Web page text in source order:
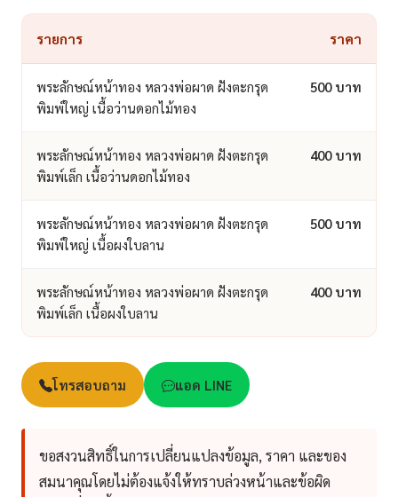
รายการ ราคา
พระลักษณ์หน้าทอง หลวงพ่อผาด ฝังตะกรุด
พิมพ์ใหญ่ เนื้อว่านดอกไม้ทอง
500 บาท
พระลักษณ์หน้าทอง หลวงพ่อผาด ฝังตะกรุด
พิมพ์เล็ก เนื้อว่านดอกไม้ทอง
400 บาท
พระลักษณ์หน้าทอง หลวงพ่อผาด ฝังตะกรุด
พิมพ์ใหญ่ เนื้อผงใบลาน
500 บาท
พระลักษณ์หน้าทอง หลวงพ่อผาด ฝังตะกรุด
พิมพ์เล็ก เนื้อผงใบลาน
400 บาท
โทรสอบถาม แอด LINE
ขอสงวนสิทธิ์ในการเปลี่ยนแปลงข้อมูล, ราคา และของ
สมนาคุณโดยไม่ต้องแจ้งให้ทราบล่วงหน้าและข้อผิด